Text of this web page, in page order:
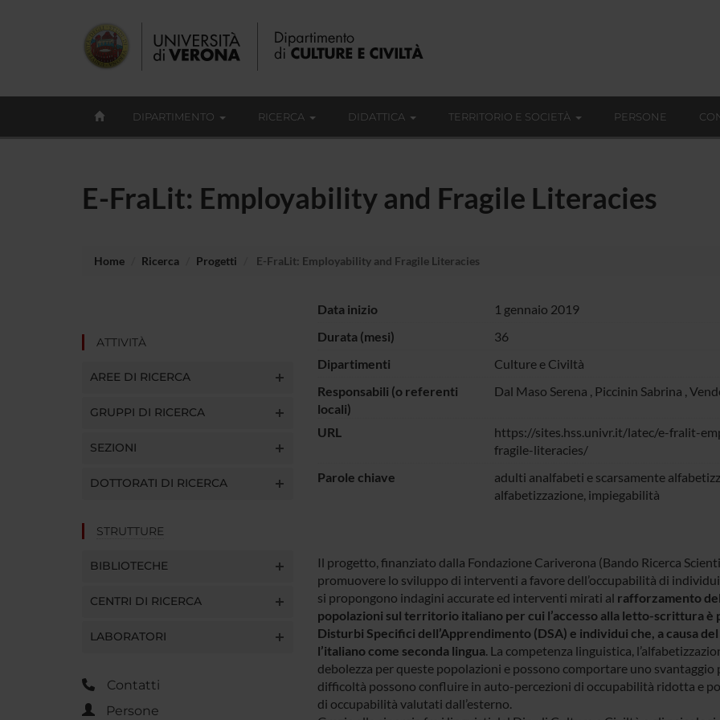
DIPARTIMENTO RICERCA DIDATTICA TERRITORIO E SOCIETÀ PERSONE
E-FraLit: Employability and Fragile Literacies
Home Ricerca Progetti E-FraLit: Employability and Fragile Literacies
ATTIVITÀ
AREE DI RICERCA
GRUPPI DI RICERCA
SEZIONI
DOTTORATI DI RICERCA
STRUTTURE
BIBLIOTECHE
CENTRI DI RICERCA
LABORATORI
Contatti
Persone
Data inizio
1 gennaio 2019
Durata (mesi)
36
Dipartimenti
Culture e Civiltà
Responsabili (o referenti
locali)
Dal Maso Serena , Piccinin Sabrina ,
URL
https://sites.hss.univr.it/latec/e-fralit-
fragile-literacies/
Parole chiave
adulti analfabeti e scarsamente
alfabetizzazione, impiegabilità
Il progetto, finanziato dalla Fondazione Cariverona (Bando Ricerca
promuovere lo sviluppo di interventi a favore dell’occupabilità di
si propongono indagini accurate ed interventi mirati al rafforzamento
popolazioni sul territorio italiano per cui l’accesso alla letto-scrittura
Disturbi Specifici dell’Apprendimento (DSA) e individui che, a causa
l’italiano come seconda lingua. La competenza linguistica,
debolezza per queste popolazioni e possono comportare uno svantaggio
difficoltà possono confluire in auto-percezioni di occupabilità ridotta e
di occupabilità valutati dall’esterno.